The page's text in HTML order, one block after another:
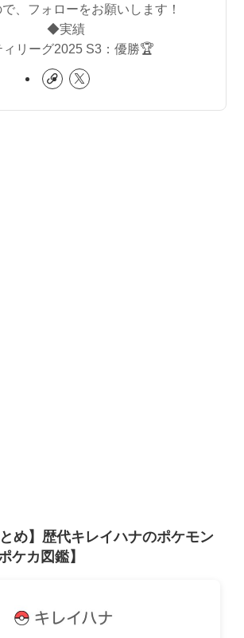
、フォローをお願いします！
◆実績
ィリーグ2025 S3：優勝🏆
とめ】歴代キレイハナのポケモン
ケカ図鑑】